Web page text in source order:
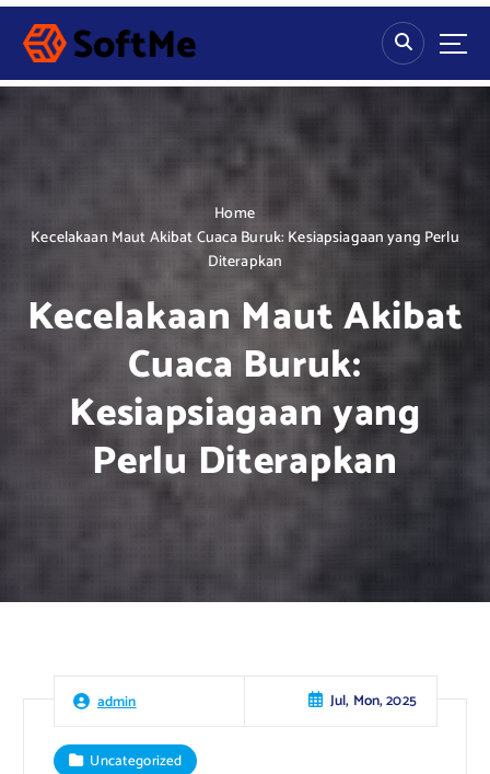
S
p
t
Home
Kecelakaan Maut Akibat Cuaca Buruk: Kesiapsiagaan yang Perlu
Diterapkan
Kecelakaan Maut Akibat
Cuaca Buruk:
Kesiapsiagaan yang
Perlu Diterapkan
admin Jul, Mon, 2025
Uncategorized